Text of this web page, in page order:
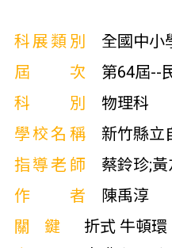
科展類別
全國中小
屆次
第64屆--
科別
物理科
學校名稱
新竹縣立
指導老師
蔡鈴珍;黃
作者
陳禹淳
關鍵
折式 牛頓環